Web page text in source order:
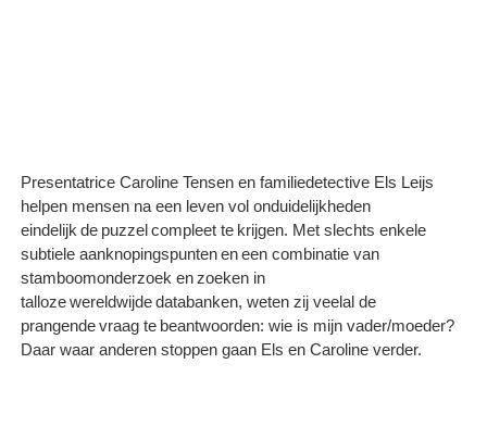
Presentatrice Caroline Tensen en familiedetective Els Leijs
helpen mensen na een leven vol onduidelijkheden
eindelijk de puzzel compleet te krijgen. Met slechts enkele
subtiele aanknopingspunten en een combinatie van
stamboomonderzoek en zoeken in
talloze wereldwijde databanken, weten zij veelal de
prangende vraag te beantwoorden: wie is mijn vader/moeder?
Daar waar anderen stoppen gaan Els en Caroline verder.